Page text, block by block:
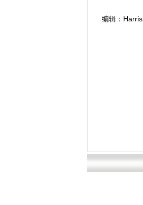
编辑：Harris